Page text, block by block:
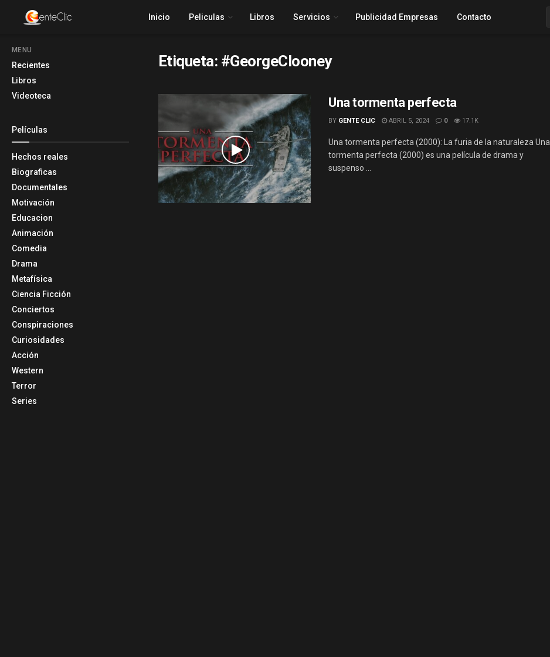
MENU
Recientes
Libros
Videoteca
Películas
Hechos reales
Biograficas
Documentales
Motivación
Educacion
Animación
Comedia
Drama
Metafísica
Ciencia Ficción
Conciertos
Conspiraciones
Curiosidades
Acción
Western
Terror
Series
Inicio Peliculas Libros Servicios Publicidad Empresas Contacto
Etiqueta: #GeorgeClooney
Una tormenta perfecta
BY GENTE CLIC ABRIL 5, 2024 0 17.1K
Una tormenta perfecta (2000): La furia de la naturaleza Una
tormenta perfecta (2000) es una película de drama y
suspenso ...